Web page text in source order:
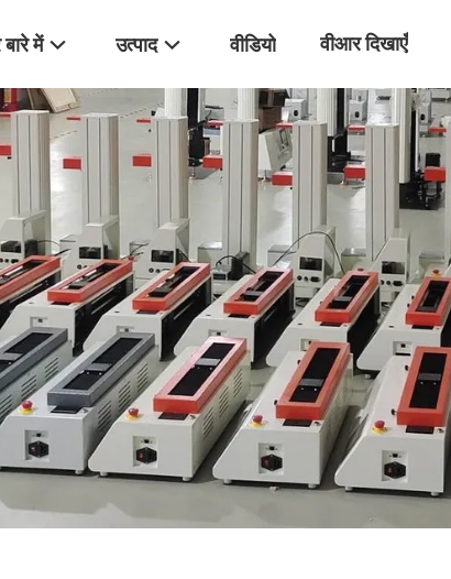
बारे में उत्पाद वीडियो वीआर दिखाएँ